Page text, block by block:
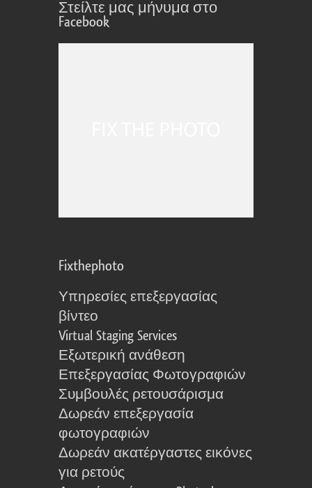
Στείλτε μας μήνυμα στο
Facebook
Fixthephoto
Υπηρεσίες επεξεργασίας
βίντεο
Virtual Staging Services
Εξωτερική ανάθεση
Επεξεργασίας Φωτογραφιών
Συμβουλές ρετουσάρισμα
Δωρεάν επεξεργασία
φωτογραφιών
Δωρεάν ακατέργαστες εικόνες
για ρετούς